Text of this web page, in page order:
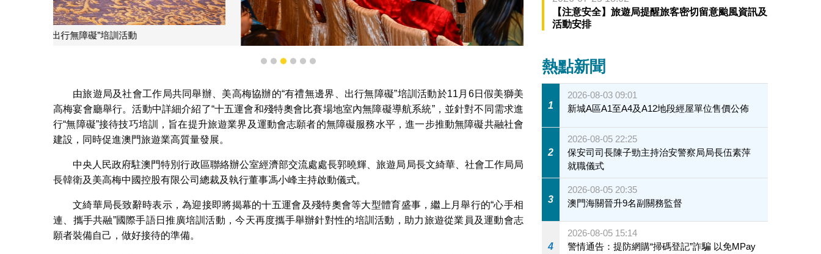
旅遊局與社會工作局今(11月6日)合辦“有禮無邊界、出行無障礙”培訓活動
1 2 3 4 5 6
由旅遊局及社會工作局共同舉辦、美高梅協辦的“有禮無邊界、出行無障礙”培訓活動於11月6日假美獅美
高梅宴會廳舉行。活動中詳細介紹了“十五運會和殘特奧會比賽場地室內無障礙導航系統”，並針對不同需求進
行“無障礙”接待技巧培訓，旨在提升旅遊業界及運動會志願者的無障礙服務水平，進一步推動無障礙共融社會
建設，同時促進澳門旅遊業高質量發展。
中央人民政府駐澳門特別行政區聯絡辦公室經濟部交流處處長郭曉輝、旅遊局局長文綺華、社會工作局局
長韓衛及美高梅中國控股有限公司總裁及執行董事馮小峰主持啟動儀式。
文綺華局長致辭時表示，為迎接即將揭幕的十五運會及殘特奧會等大型體育盛事，繼上月舉行的“心手相
連、攜手共融”國際手語日推廣培訓活動，今天再度攜手舉辦針對性的培訓活動，助力旅遊從業員及運動會志
願者裝備自己，做好接待的準備。
【注意安全】旅遊局提醒旅客密切留意颱風資訊及
活動安排
熱點新聞
1
2026-08-03 09:01
新城A區A1至A4及A12地段經屋單位售價公佈
2
2026-08-05 22:25
保安司司長陳子勁主持治安警察局局長伍素萍
就職儀式
3
2026-08-05 20:35
澳門海關晉升9名副關務監督
4
2026-08-05 15:14
警情通告：提防網購“掃碼登記”詐騙 以免MPay